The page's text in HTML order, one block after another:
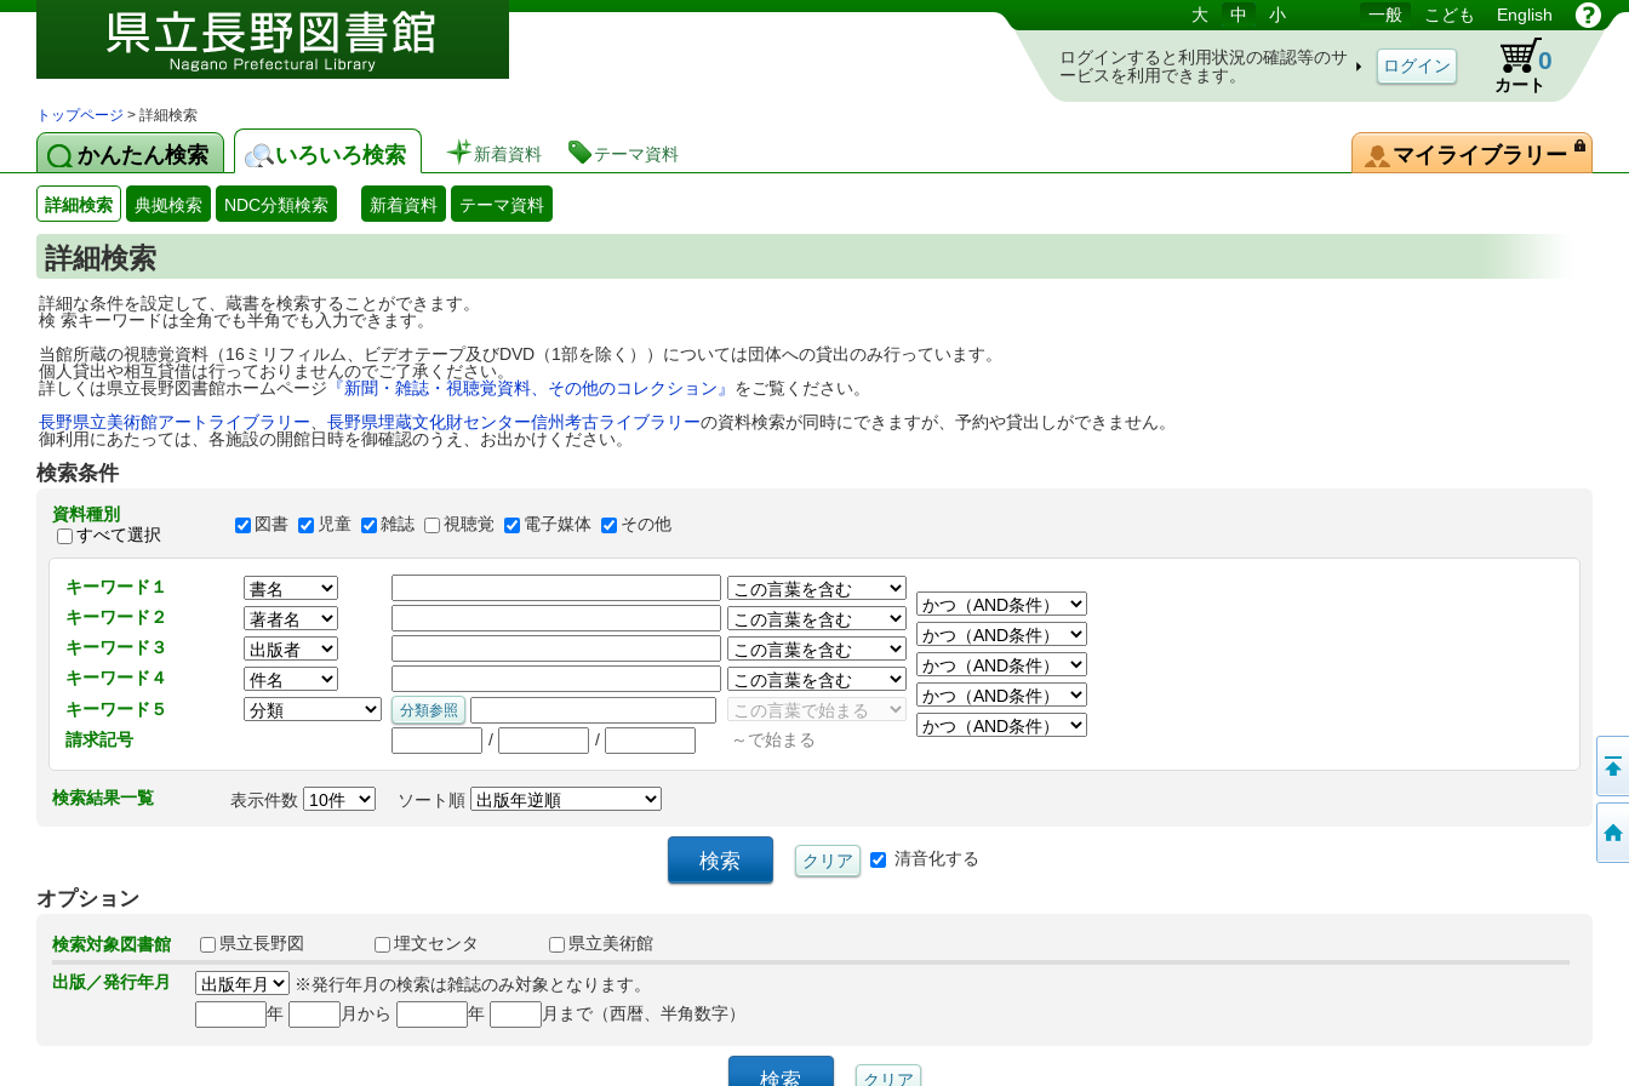
図書館 蔵書検索・予約システム 大 中 小 一般 こども English
ログインすると利用状況の確認等のサ
ービスを利用できます。
カート
0
トップページ > 詳細検索
かんたん検索 いろいろ検索 新着資料 テーマ資料 マイライブラリー
詳細検索 典拠検索 NDC分類検索 新着資料 テーマ資料
詳細検索
詳細な条件を設定して、蔵書を検索することができます。
検 索キーワードは全角でも半角でも入力できます。
当館所蔵の視聴覚資料（16ミリフィルム、ビデオテープ及びDVD（1部を除く））については団体への貸出のみ行っています。
個人貸出や相互貸借は行っておりませんのでご了承ください。
詳しくは県立長野図書館ホームページ 『新聞・雑誌・視聴覚資料、その他のコレクション』 をご覧ください。
長野県立美術館アートライブラリー
長野県埋蔵文化財センター信州考古ライブラリーの資料検索が同時にできますが、予約や貸出しができません。
御利用にあたっては、各施設の開館日時を御確認のうえ、お出かけください。
検索条件
資料種別
すべて選択
図書 児童 雑誌 視聴覚 電子媒体 その他
キーワード１
キーワード２
キーワード３
キーワード４
キーワード５
請求記号
/ / ～で始まる
検索結果一覧 表示件数 ソート順
清音化する
オプション
検索対象図書館 県立長野図 埋文センタ
県立美術館
出版／発行年月
※発行年月の検索は雑誌のみ対象となります。
年
月から 年 月まで（西暦、半角数字）